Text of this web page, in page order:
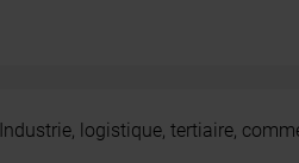
Industrie, logistique, tertiaire,